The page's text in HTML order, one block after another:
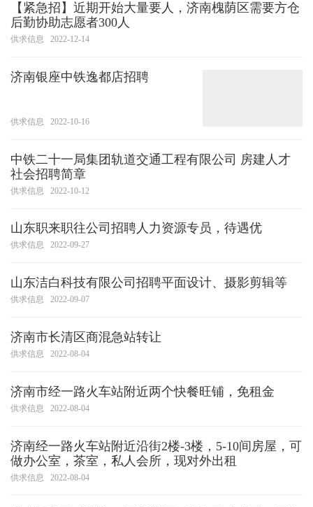
【紧急招】近期开始大量要人，济南槐荫区需要方仓
后勤协助志愿者300人
供求信息 2022-12-14
济南银座中铁逸都店招聘
供求信息 2022-10-16
中铁二十一局集团轨道交通工程有限公司 房建人才
社会招聘简章
供求信息 2022-10-12
山东职来职往公司招聘人力资源专员，待遇优
供求信息 2022-09-27
山东洁白科技有限公司招聘平面设计、摄影剪辑等
供求信息 2022-09-07
济南市长清区商混急站转让
供求信息 2022-08-04
济南市经一路火车站附近两个快餐旺铺，免租金
供求信息 2022-08-04
济南经一路火车站附近沿街2楼-3楼，5-10间房屋，可
做办公室，茶室，私人会所，现对外出租
供求信息 2022-08-04